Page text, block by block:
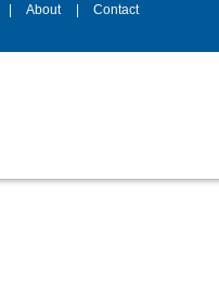
About Contact